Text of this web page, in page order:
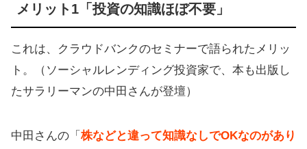
メリット1「投資の知識ほぼ不要」
これは、クラウドバンクのセミナーで語られたメリッ
ト。（ソーシャルレンディング投資家で、本も出版し
たサラリーマンの中田さんが登壇）
中田さんの「 株などと違って知識なしでOKなのがあり